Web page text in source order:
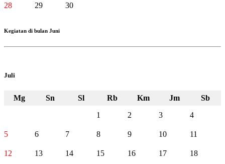
28 29 30
Kegiatan di bulan Juni
Juli
Mg Sn Sl Rb Km Jm
Sb
1
2 3 4
5 6 7 8 9 10 11
12 13 14 15 16 17 18